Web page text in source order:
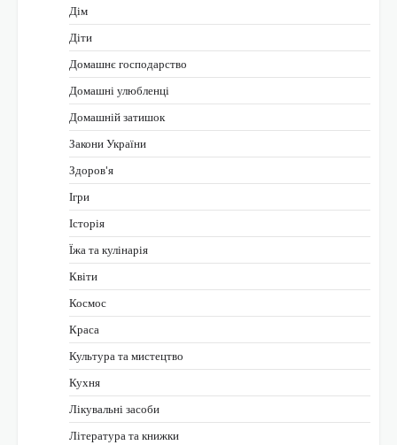
Дім
Діти
Домашнє господарство
Домашні улюбленці
Домашній затишок
Закони України
Здоров'я
Ігри
Історія
Їжа та кулінарія
Квіти
Космос
Краса
Культура та мистецтво
Кухня
Лікувальні засоби
Література та книжки